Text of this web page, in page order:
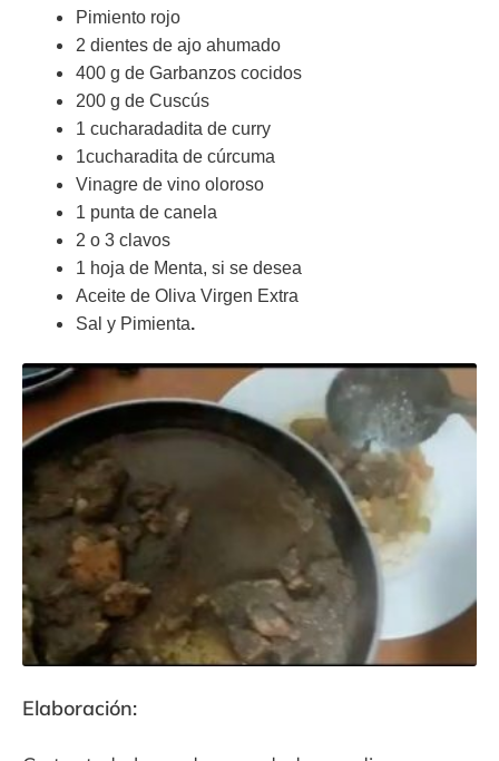
Pimiento rojo
2 dientes de ajo ahumado
400 g de Garbanzos cocidos
200 g de Cuscús
1 cucharadadita de curry
1cucharadita de cúrcuma
Vinagre de vino oloroso
1 punta de canela
2 o 3 clavos
1 hoja de Menta, si se desea
Aceite de Oliva Virgen Extra
Sal y Pimienta.
Elaboración: